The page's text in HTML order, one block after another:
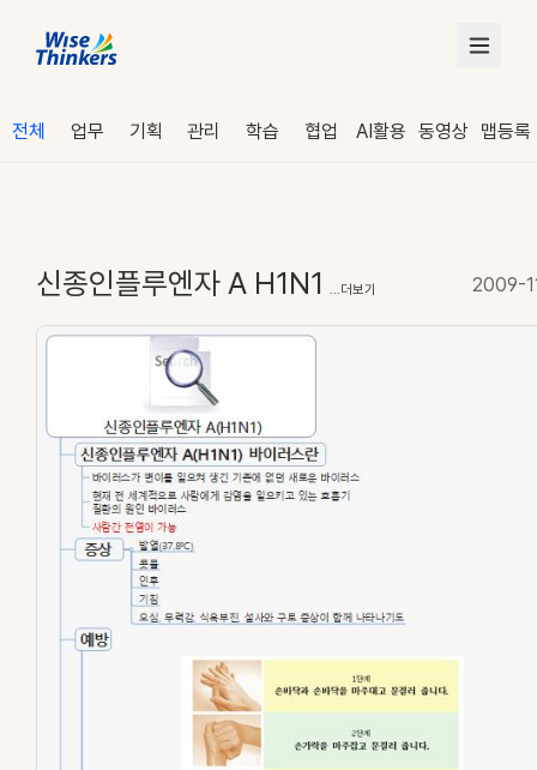
수강 신청
전체 업무 기획 관리 학습 협업 AI활용 동영상 맵등록
신종인플루엔자 A H1N1 ...더보기 2009-